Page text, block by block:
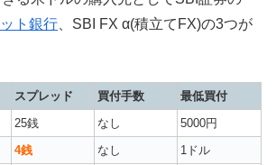
ト銀行 、SBI FX α(積立てFX)の3つが
スプレッド 買付手数
最低買付
25銭 なし
5000円
4銭 なし
1ドル